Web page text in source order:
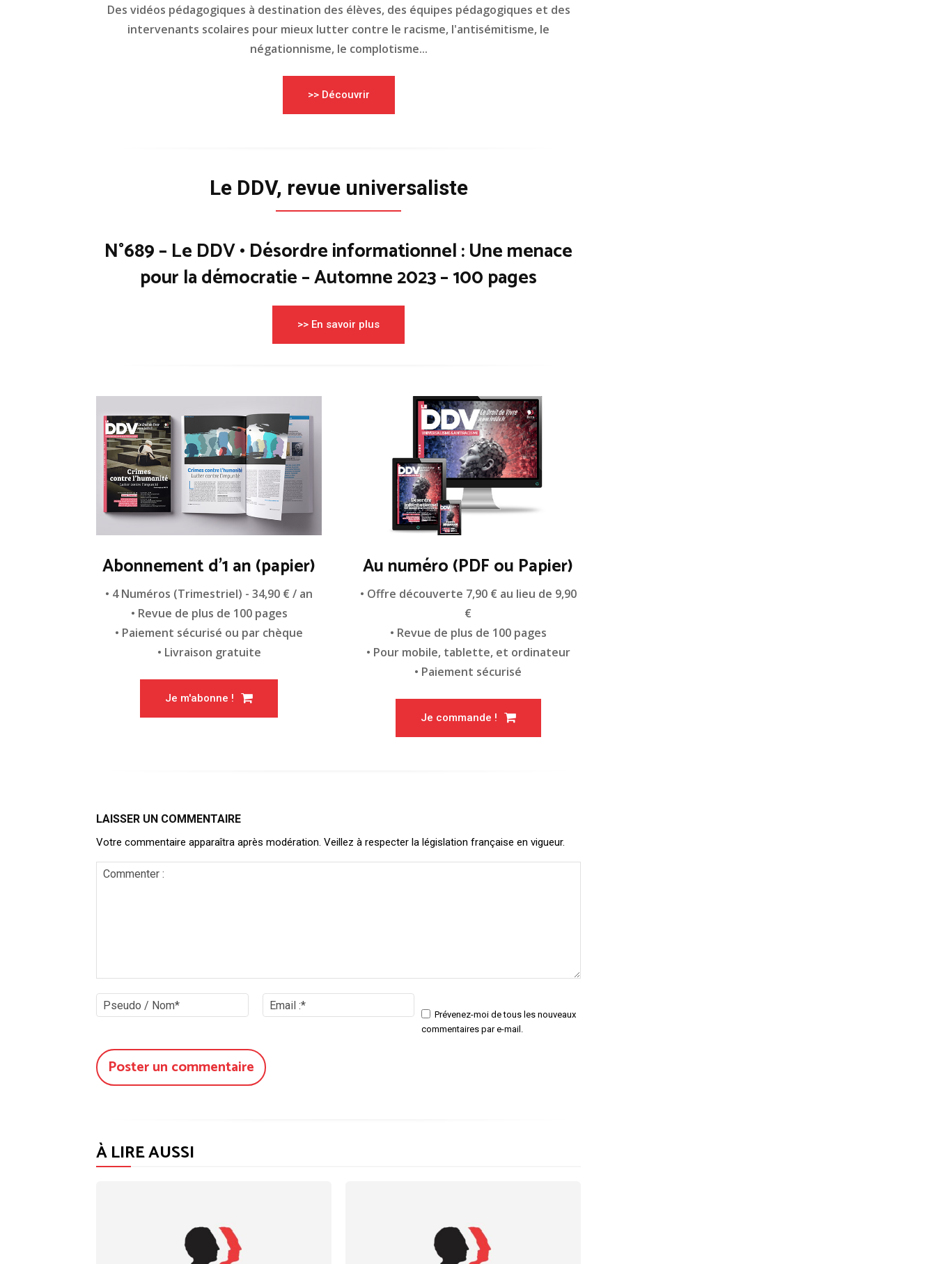
Des vidéos pédagogiques à destination des élèves, des équipes pédagogiques et des
intervenants scolaires pour mieux lutter contre le racisme, l'antisémitisme, le
négationnisme, le complotisme...
>> Découvrir
Le DDV, revue universaliste
N°689 – Le DDV • Désordre informationnel : Une menace
pour la démocratie – Automne 2023 – 100 pages
>> En savoir plus
Abonnement d'1 an (papier)
• 4 Numéros (Trimestriel) - 34,90 € / an
• Revue de plus de 100 pages
• Paiement sécurisé ou par chèque
• Livraison gratuite
Je m'abonne !
Au numéro (PDF ou Papier)
• Offre découverte 7,90 € au lieu de 9,90
€
• Revue de plus de 100 pages
• Pour mobile, tablette, et ordinateur
• Paiement sécurisé
Je commande !
LAISSER UN COMMENTAIRE
Votre commentaire apparaîtra après modération. Veillez à respecter la législation française en vigueur.
Pseudo
/
:*
: Prévenez-moi de tous les nouveaux
commentaires par e-mail.
À LIRE AUSSI